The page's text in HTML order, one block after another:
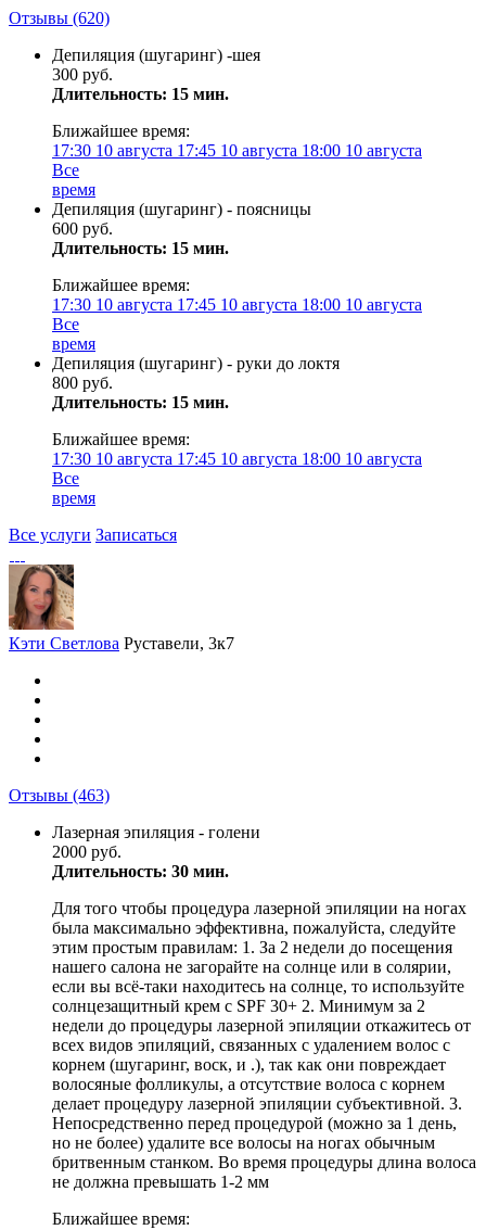
Отзывы (620)
Депиляция (шугаринг) -шея
300 руб.
Длительность: 15 мин.
Ближайшее время:
17:30 10 августа 17:45 10 августа 18:00 10 августа
Все
время
Депиляция (шугаринг) - поясницы
600 руб.
Длительность: 15 мин.
Ближайшее время:
17:30 10 августа 17:45 10 августа 18:00 10 августа
Все
время
Депиляция (шугаринг) - руки до локтя
800 руб.
Длительность: 15 мин.
Ближайшее время:
17:30 10 августа 17:45 10 августа 18:00 10 августа
Все
время
Все услуги Записаться
Кэти Светлова Руставели, 3к7
Отзывы (463)
Лазерная эпиляция - голени
2000 руб.
Длительность: 30 мин.
Для того чтобы процедура лазерной эпиляции на ногах
была максимально эффективна, пожалуйста, следуйте
этим простым правилам: 1. За 2 недели до посещения
нашего салона не загорайте на солнце или в солярии,
если вы всё-таки находитесь на солнце, то используйте
солнцезащитный крем с SPF 30+ 2. Минимум за 2
недели до процедуры лазерной эпиляции откажитесь от
всех видов эпиляций, связанных с удалением волос с
корнем (шугаринг, воск, и .), так как они повреждает
волосяные фолликулы, а отсутствие волоса с корнем
делает процедуру лазерной эпиляции субъективной. 3.
Непосредственно перед процедурой (можно за 1 день,
но не более) удалите все волосы на ногах обычным
бритвенным станком. Во время процедуры длина волоса
не должна превышать 1-2 мм
Ближайшее время: